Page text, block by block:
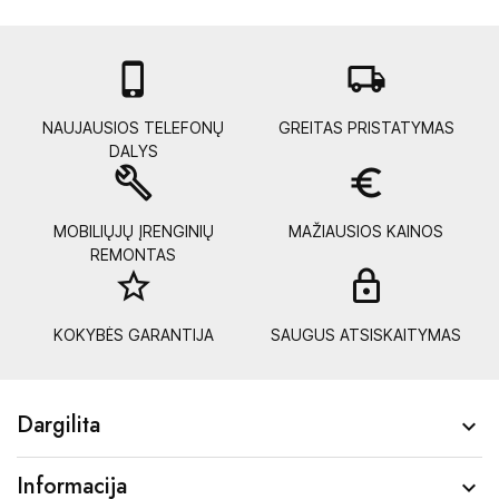

NAUJAUSIOS TELEFONŲ
DALYS
local_shipping
GREITAS PRISTATYMAS
build
MOBILIŲJŲ ĮRENGINIŲ
REMONTAS
euro_symbol
MAŽIAUSIOS KAINOS
star_border
KOKYBĖS GARANTIJA SAUGUS ATSISKAITYMAS
Dargilita 
Informacija 